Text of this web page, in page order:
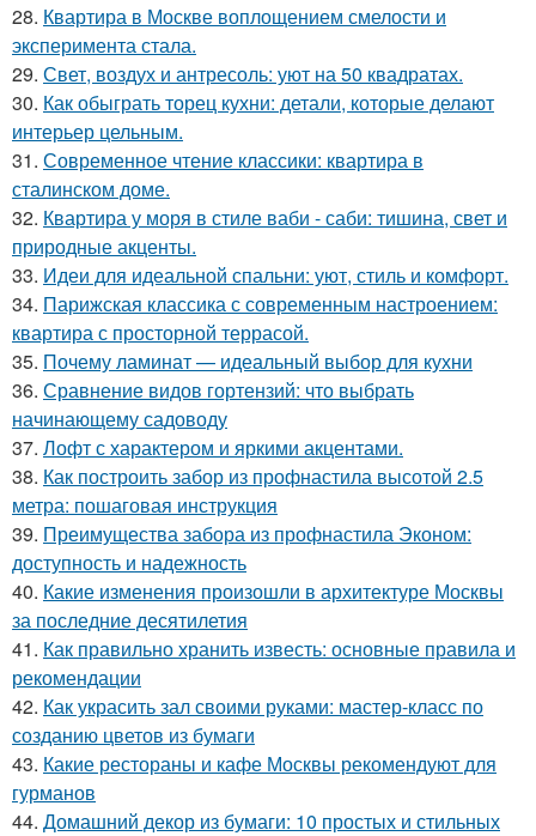
28. Квартира в Москве воплощением смелости и
эксперимента стала.
29. Свет, воздух и антресоль: уют на 50 квадратах.
30. Как обыграть торец кухни: детали, которые делают
интерьер цельным.
31. Современное чтение классики: квартира в
сталинском доме.
32. Квартира у моря в стиле ваби - саби: тишина, свет и
природные акценты.
33. Идеи для идеальной спальни: уют, стиль и комфорт.
34. Парижская классика с современным настроением:
квартира с просторной террасой.
35. Почему ламинат — идеальный выбор для кухни
36. Сравнение видов гортензий: что выбрать
начинающему садоводу
37. Лофт с характером и яркими акцентами.
38. Как построить забор из профнастила высотой 2.5
метра: пошаговая инструкция
39. Преимущества забора из профнастила Эконом:
доступность и надежность
40. Какие изменения произошли в архитектуре Москвы
за последние десятилетия
41. Как правильно хранить известь: основные правила и
рекомендации
42. Как украсить зал своими руками: мастер-класс по
созданию цветов из бумаги
43. Какие рестораны и кафе Москвы рекомендуют для
гурманов
44. Домашний декор из бумаги: 10 простых и стильных